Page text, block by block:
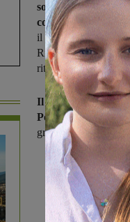
sono riusciti a
contatto con il
il suo gatto poiché si
Rignano sull’Arno,
ritrovamento.
Il proprietario ha
Polizia Stradale
gratitudine per aver